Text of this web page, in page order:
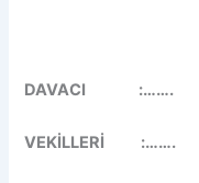
DAVACI :…….
VEKİLLERİ :…….